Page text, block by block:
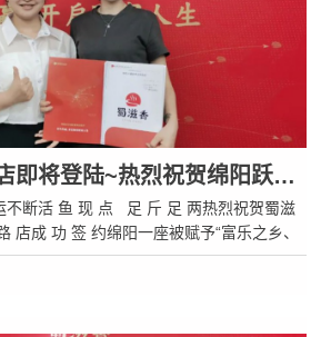
喜报！蜀滋香新店即将登陆~热烈祝贺绵阳跃进路店，成功签约！
不断活 鱼 现 点 足 斤 足 两热烈祝贺蜀滋
店成 功 签 约绵阳一座被赋予“富乐之乡、
有越王楼、窦圌山李白故里、王朗自然保